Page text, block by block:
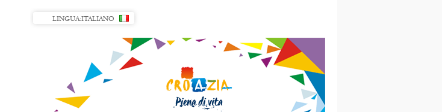
LINGUA:ITALIANO